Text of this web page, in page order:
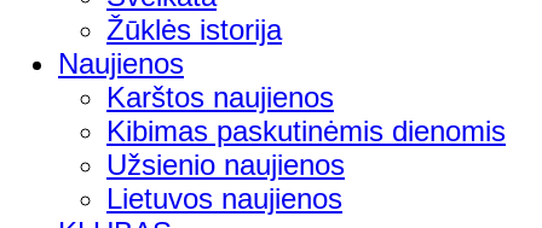
Žūklės istorija
Naujienos
Karštos naujienos
Kibimas paskutinėmis dienomis
Užsienio naujienos
Lietuvos naujienos